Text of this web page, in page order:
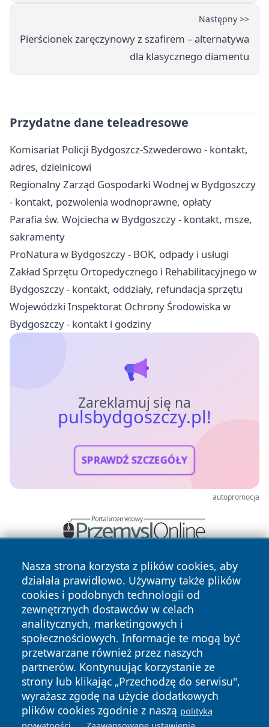
Następny >>
Pierścionek zaręczynowy z szafirem – alternatywa
dla klasycznego diamentu
Przydatne dane teleadresowe
Komisariat Policji Bydgoszcz-Szwederowo - kontakt,
adres, dzielnicowi
Regionalny Zarząd Gospodarki Wodnej w Bydgoszczy
- kontakt, pozwolenia wodnoprawne, opłaty
Parafia św. Wojciecha w Bydgoszczy - kontakt, msze,
sakramenty
ProNatura w Bydgoszczy - BOK, odpady i usługi
Zakład Sprzętu Ortopedycznego i Rehabilitacyjnego w
Bydgoszczy - kontakt, oddziały, refundacja sprzętu
Wojewódzki Inspektorat Ochrony Środowiska w
Bydgoszczy - kontakt i godziny
Zareklamuj się na
pulsbydgoszczy.pl!
SPRAWDŹ SZCZEGÓŁY
autopromocja
Nasza strona korzysta z plików cookies, aby
działała prawidłowo. Używamy także plików
cookies i podobnych technologii od
zewnętrznych dostawców w celach
analitycznych, marketingowych i
społecznościowych. Informacje te mogą być
przetwarzane również przez naszych
partnerów. Kontynuując korzystanie ze
strony lub klikając „Przechodzę do serwisu",
wyrażasz zgodę na użycie dodatkowych
plików cookies zgodnie z naszą polityką
Copyright © 2026 pulsbydgoszczy.pl Wszystkie prawa
zastrzeżone.
News Autorzy
Polityka
Prywatności
Polityka
Cookies